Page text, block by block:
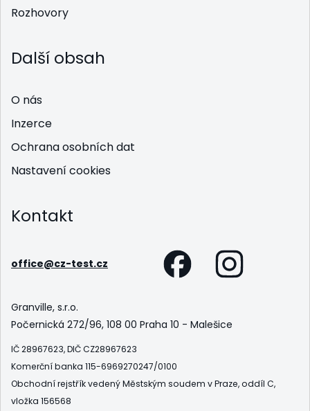
Rozhovory
Další obsah
O nás
Inzerce
Ochrana osobních dat
Nastavení cookies
Kontakt
office@cz-test.cz
Granville, s.r.o.
Počernická 272/96, 108 00 Praha 10 - Malešice
IČ 28967623, DIČ CZ28967623
Komerční banka 115-6969270247/0100
Obchodní rejstřík vedený Městským soudem v Praze, oddíl C,
vložka 156568